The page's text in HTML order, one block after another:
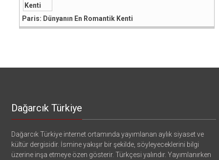
Paris: Dünyanın En Romantik Kenti
Dağarcık Türkiye
Dağarcık Türkiye internet ortamında yayımlanan aylık siyaset ve
kültür dergisidir. İsmine yakışır bir şekilde, söyleyeceklerini bilgi
üzerine inşa etmeye özen gösterir. Türkçesi yalındır. Yayımlanırken